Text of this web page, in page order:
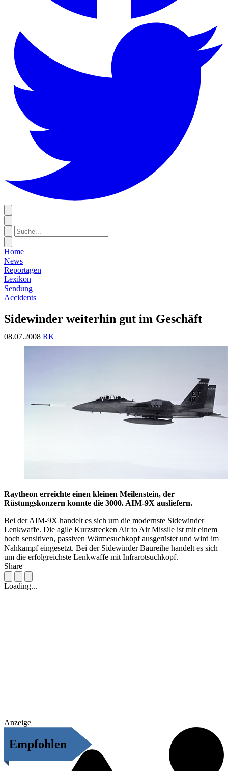
Home
News
Reportagen
Lexikon
Sendung
Accidents
Sidewinder weiterhin gut im Geschäft
08.07.2008 RK
Raytheon erreichte einen kleinen Meilenstein, der
Rüstungskonzern konnte die 3000. AIM-9X ausliefern.
Bei der AIM-9X handelt es sich um die modernste Sidewinder
Lenkwaffe. Die agile Kurzstrecken Air to Air Missile ist mit einem
hoch sensitiven, passiven Wärmesuchkopf ausgerüstet und wird im
Nahkampf eingesetzt. Bei der Sidewinder Baureihe handelt es sich
um die erfolgreichste Lenkwaffe mit Infrarotsuchkopf.
Share
Loading...
Anzeige
Empfohlen